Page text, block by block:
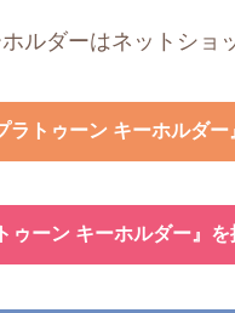
ルダーはネットショ
ラトゥーン キーホルダ
ゥーン キーホルダー』